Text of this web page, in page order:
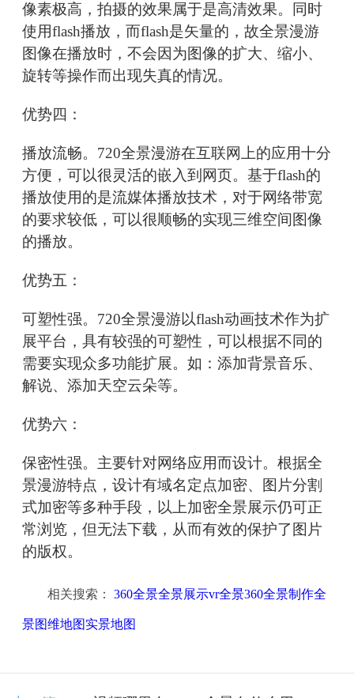
像素极高，拍摄的效果属于是高清效果。同时
使用flash播放，而flash是矢量的，故全景漫游
图像在播放时，不会因为图像的扩大、缩小、
旋转等操作而出现失真的情况。
优势四：
播放流畅。720全景漫游在互联网上的应用十分
方便，可以很灵活的嵌入到网页。基于flash的
播放使用的是流媒体播放技术，对于网络带宽
的要求较低，可以很顺畅的实现三维空间图像
的播放。
优势五：
可塑性强。720全景漫游以flash动画技术作为扩
展平台，具有较强的可塑性，可以根据不同的
需要实现众多功能扩展。如：添加背景音乐、
解说、添加天空云朵等。
优势六：
保密性强。主要针对网络应用而设计。根据全
景漫游特点，设计有域名定点加密、图片分割
式加密等多种手段，以上加密全景展示仍可正
常浏览，但无法下载，从而有效的保护了图片
的版权。
相关搜索： 360全景全景展示vr全景360全景制作全
景图维地图实景地图